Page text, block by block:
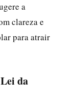
a
clareza e
para atrair
da